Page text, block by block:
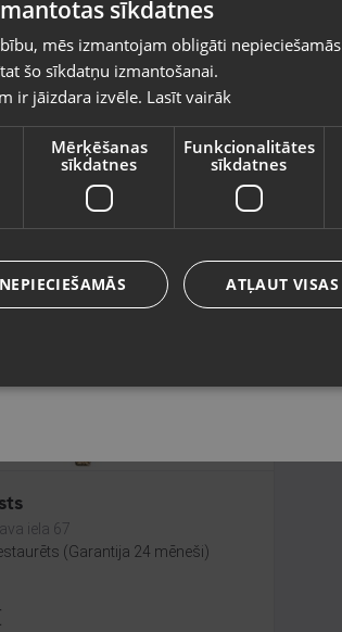
(Garantija 24 mēneši)
iela 67
(Garantija 24 mēneši)
būs attēlots izvēlētajā valodā
/ Latvian
sīkdatnes
mēs izmantojam obligāti
šo sīkdatņu izmantošanai.
ir jāizdara izvēle. Lasīt vairāk
Mērķēšanas
sīkdatnes
Funkcionalitātes
sīkdatnes
ATĻAUT